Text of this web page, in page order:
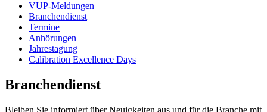
VUP-Meldungen
Branchendienst
Termine
Anhörungen
Jahrestagung
Calibration Excellence Days
Branchendienst
Bleiben Sie informiert über Neuigkeiten aus und für die Branche mit